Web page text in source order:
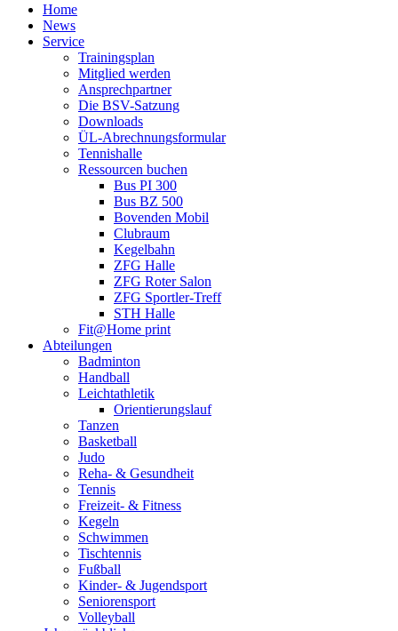
Home
News
Service
Trainingsplan
Mitglied werden
Ansprechpartner
Die BSV-Satzung
Downloads
ÜL-Abrechnungsformular
Tennishalle
Ressourcen buchen
Bus PI 300
Bus BZ 500
Bovenden Mobil
Clubraum
Kegelbahn
ZFG Halle
ZFG Roter Salon
ZFG Sportler-Treff
STH Halle
Fit@Home print
Abteilungen
Badminton
Handball
Leichtathletik
Orientierungslauf
Tanzen
Basketball
Judo
Reha- & Gesundheit
Tennis
Freizeit- & Fitness
Kegeln
Schwimmen
Tischtennis
Fußball
Kinder- & Jugendsport
Seniorensport
Volleyball